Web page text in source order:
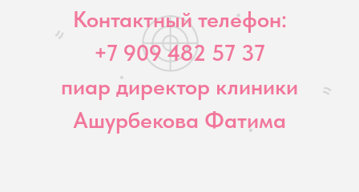
Контактный телефон:
+7 909 482 57 37
пиар директор клиники
Ашурбекова Фатима